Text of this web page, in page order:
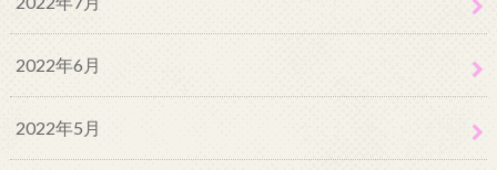
2022年6月
2022年5月